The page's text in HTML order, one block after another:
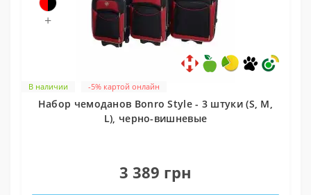
В наличии
+
-5% картой онлайн
Набор чемоданов Bonro Style - 3 штуки (S, M,
L), черно-вишневые
3 389 грн